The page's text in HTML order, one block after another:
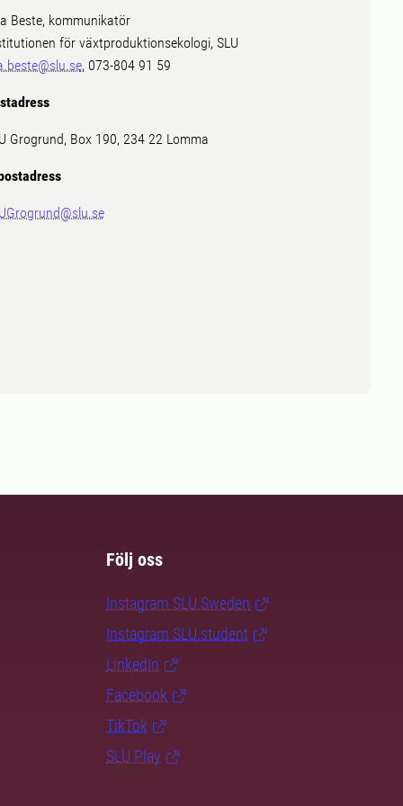
Beste, kommunikatör
för växtproduktionsekologi, SLU
, 073-804 91 59
Grogrund, Box 190, 234 22 Lomma
Följ oss
Instagram SLU.Sweden
Instagram SLU.student
LinkedIn
Facebook
TikTok
SLU Play